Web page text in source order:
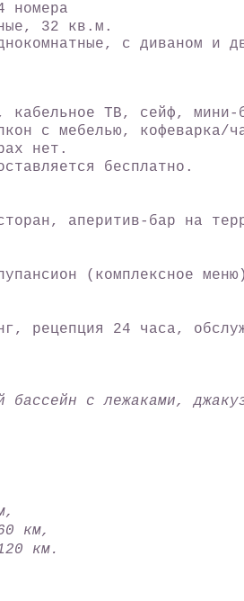
номера
32 кв.м.
с диваном и
кабельное ТВ, сейф,
с мебелью, кофеварка/
нет.
бесплатно.
аперитив-бар на
(комплексное меню)
рецепция 24 часа,
бассейн с лежаками,
км,
км.